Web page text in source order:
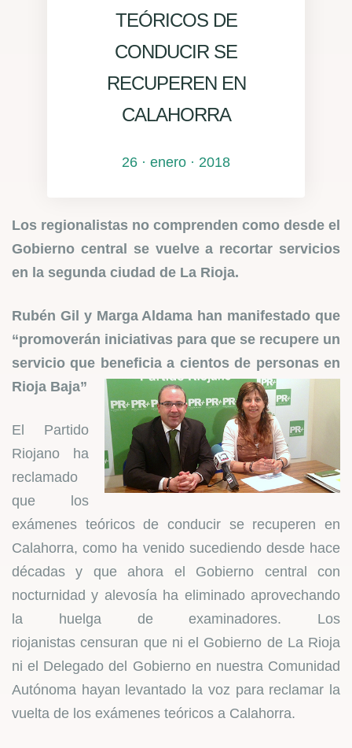
TEÓRICOS DE
CONDUCIR SE
RECUPEREN EN
CALAHORRA
26 · enero · 2018
Los regionalistas no comprenden como desde el
Gobierno central se vuelve a recortar servicios
en la segunda ciudad de La Rioja.
Rubén Gil y Marga Aldama han manifestado que
“promoverán iniciativas para que se recupere un
servicio que beneficia a cientos de personas en
Rioja Baja”
El Partido
Riojano ha
reclamado
que los
exámenes teóricos de conducir se recuperen en
Calahorra, como ha venido sucediendo desde hace
décadas y que ahora el Gobierno central con
nocturnidad y alevosía ha eliminado aprovechando
la huelga de examinadores. Los
riojanistas censuran que ni el Gobierno de La Rioja
ni el Delegado del Gobierno en nuestra Comunidad
Autónoma hayan levantado la voz para reclamar la
vuelta de los exámenes teóricos a Calahorra.